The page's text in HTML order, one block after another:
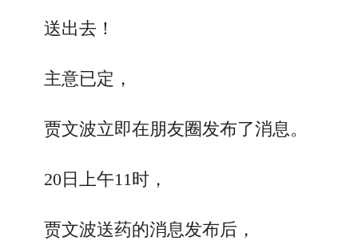
送出去！
主意已定，
贾文波立即在朋友圈发布了消息。
20日上午11时，
贾文波送药的消息发布后，